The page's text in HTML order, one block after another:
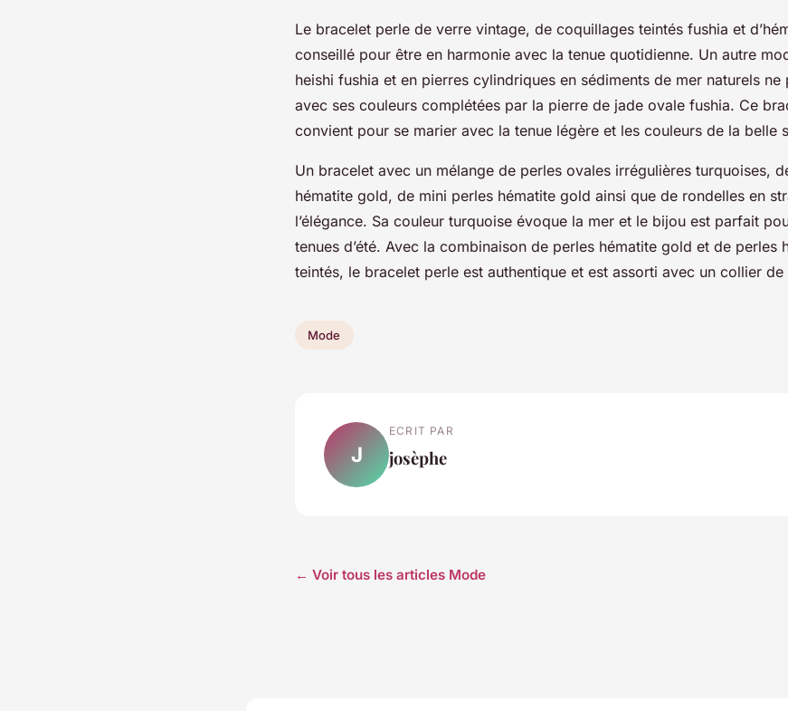
Le bracelet perle de verre vintage, de coquillages teintés fushia et
conseillé pour être en harmonie avec la tenue quotidienne. Un autre
heishi fushia et en pierres cylindriques en sédiments de mer naturels ne
avec ses couleurs complétées par la pierre de jade ovale fushia. Ce
convient pour se marier avec la tenue légère et les couleurs de la belle
Un bracelet avec un mélange de perles ovales irrégulières turquoises,
hématite gold, de mini perles hématite gold ainsi que de rondelles en
l’élégance. Sa couleur turquoise évoque la mer et le bijou est parfait
tenues d’été. Avec la combinaison de perles hématite gold et de perles
teintés, le bracelet perle est authentique et est assorti avec un collier de
Mode
J
ECRIT PAR
josèphe
← Voir tous les articles Mode